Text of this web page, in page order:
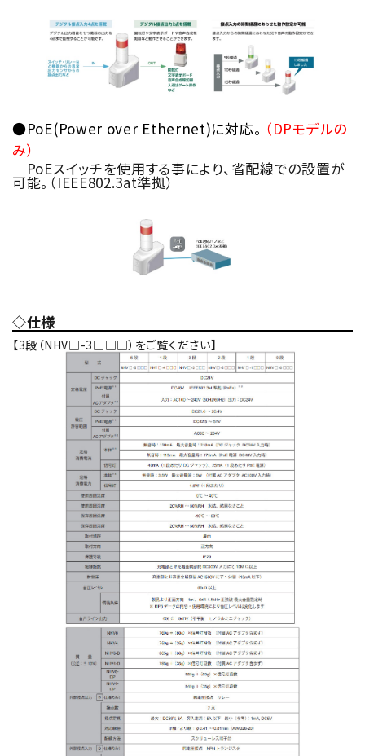
●PoE(Power over Ethernet)に対応。 （DPモデルの
み）
PoEスイッチを使用する事により、省配線での設置が
可能。（IEEE802.3at準拠）
◇仕様
【3段（NHV□-3□□□）をご覧ください】